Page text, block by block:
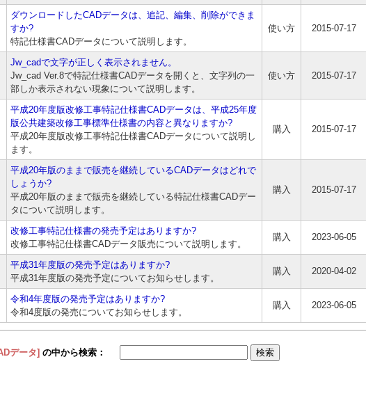
ダウンロードしたCADデータは、追記、編集、削除ができま
すか?
特記仕様書CADデータについて説明します。
使い方 2015-07-17
Jw_cadで文字が正しく表示されません。
Jw_cad Ver.8で特記仕様書CADデータを開くと、文字列の一
部しか表示されない現象について説明します。
使い方 2015-07-17
平成20年度版改修工事特記仕様書CADデータは、平成25年度
版公共建築改修工事標準仕様書の内容と異なりますか?
平成20年度版改修工事特記仕様書CADデータについて説明し
ます。
購入 2015-07-17
平成20年版のままで販売を継続しているCADデータはどれで
しょうか?
平成20年版のままで販売を継続している特記仕様書CADデー
タについて説明します。
購入 2015-07-17
改修工事特記仕様書の発売予定はありますか?
改修工事特記仕様書CADデータ販売について説明します。
購入 2023-06-05
平成31年度版の発売予定はありますか?
平成31年度版の発売予定についてお知らせします。
購入 2020-04-02
令和4年度版の発売予定はありますか?
令和4度版の発売についてお知らせします。
購入 2023-06-05
データ] の中から検索：